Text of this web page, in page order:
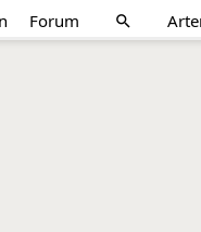
Forum search